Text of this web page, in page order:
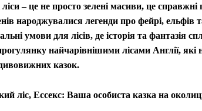
– це не просто зелені масиви, це
народжувалися легенди про фейрі, ельфів
умови для лісів, де історія та
найчарівнішими лісами Англії,
казок.
ліс, Ессекс: Ваша особиста казка на